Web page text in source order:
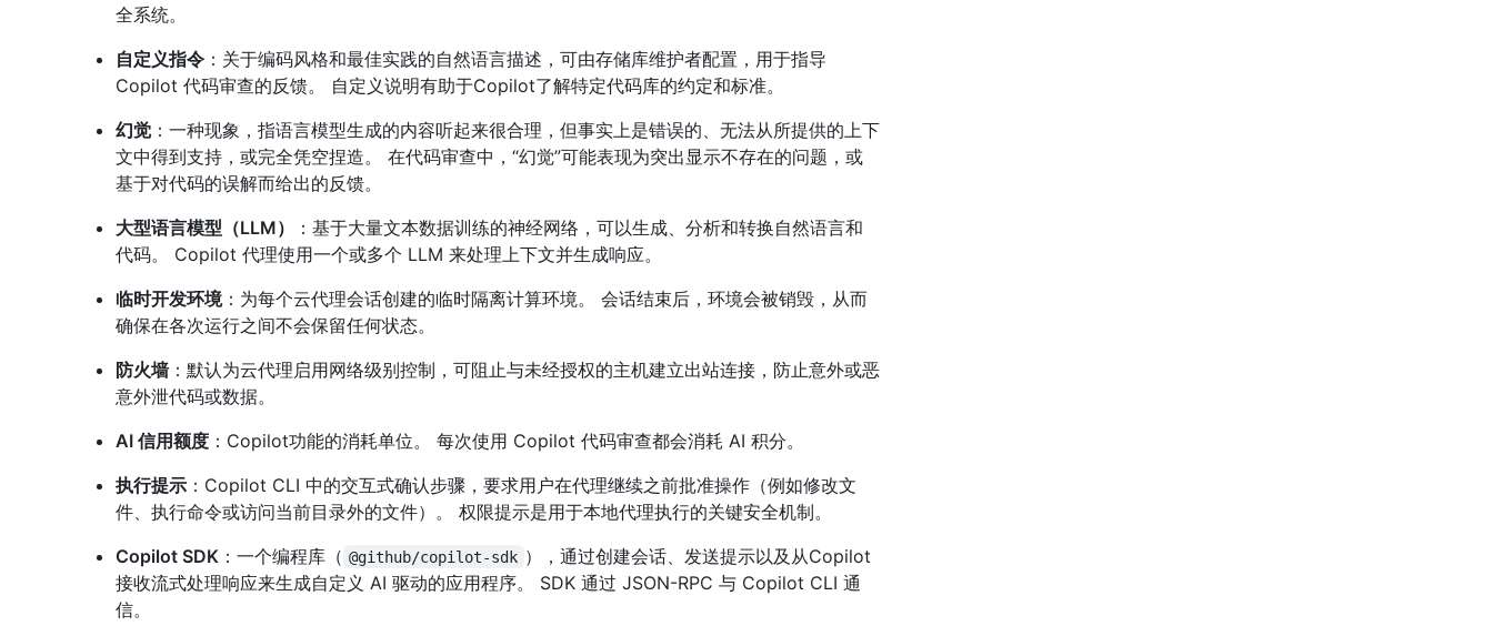
全系统。
自定义指令 ：关于编码风格和最佳实践的自然语言描述，可由存储库维护者配置，用于指导
Copilot 代码审查的反馈。 自定义说明有助于Copilot了解特定代码库的约定和标准。
幻觉 ：一种现象，指语言模型生成的内容听起来很合理，但事实上是错误的、无法从所提供的上下
文中得到支持，或完全凭空捏造。 在代码审查中，“幻觉”可能表现为突出显示不存在的问题，或
基于对代码的误解而给出的反馈。
大型语言模型（LLM）
：基于大量文本数据训练的神经网络，可以生成、分析和转换自然语言和
代码。 Copilot 代理使用一个或多个 LLM 来处理上下文并生成响应。
临时开发环境：为每个云代理会话创建的临时隔离计算环境。 会话结束后，环境会被销毁，从而
确保在各次运行之间不会保留任何状态。
防火墙：默认为云代理启用网络级别控制，可阻止与未经授权的主机建立出站连接，防止意外或恶
意外泄代码或数据。
AI 信用额度 ：Copilot功能的消耗单位。 每次使用 Copilot 代码审查都会消耗 AI 积分。
执行提示 ：Copilot CLI 中的交互式确认步骤，要求用户在代理继续之前批准操作（例如修改文
件、执行命令或访问当前目录外的文件）。 权限提示是用于本地代理执行的关键安全机制。
Copilot SDK ：一个编程库（ @github/copilot-sdk ），通过创建会话、发送提示以及从Copilot
接收流式处理响应来生成自定义 AI 驱动的应用程序。 SDK 通过 JSON-RPC 与 Copilot CLI 通
信。